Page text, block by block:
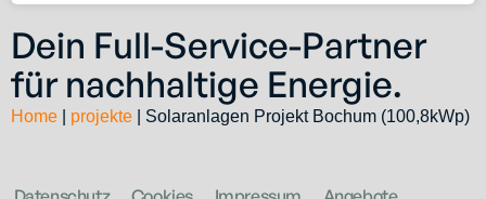
Dein Full-Service-Partner
für nachhaltige Energie.
Home projekte Solaranlagen Projekt Bochum (100,8kWp)